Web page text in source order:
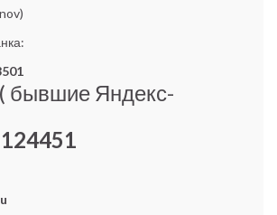
бывшие Яндекс-